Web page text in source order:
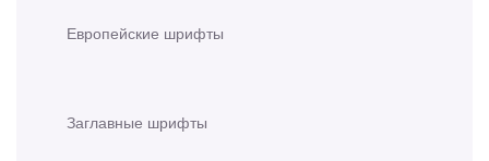
Европейские шрифты
Заглавные шрифты